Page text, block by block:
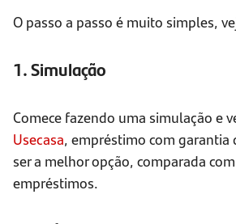
O passo a passo é muito simples,
1. Simulação
Comece fazendo uma simulação e
Usecasa, empréstimo com garantia
ser a melhor opção, comparada
empréstimos.